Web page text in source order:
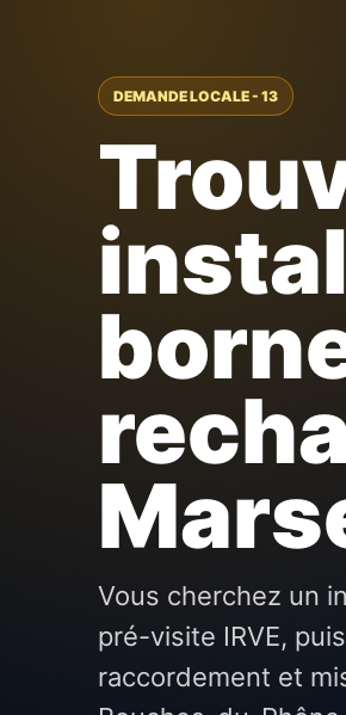
DEMANDE LOCALE - 13
Vous cherchez un
pré-visite IRVE,
raccordement et